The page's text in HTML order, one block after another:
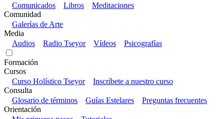
Comunicados
Libros
Meditaciones
Comunidad
Galerías de Arte
Media
Audios
Radio Tseyor Vídeos Psicografías
Formación
Cursos
Curso Holístico Tseyor
Inscríbete a nuestro curso
Consulta
Glosario de términos
Guías Estelares
Preguntas frecuentes
Orientación